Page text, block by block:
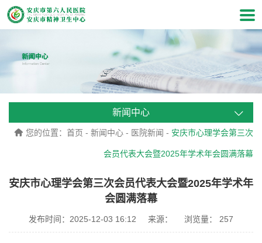
新闻中心
您的位置： 首页 - 新闻中心 - 医院新闻 - 安庆市心理学会第三次
会员代表大会暨2025年学术年会圆满落幕
安庆市心理学会第三次会员代表大会暨2025年学术年
会圆满落幕
发布时间：2025-12-03 16:12 来源： 浏览量： 257